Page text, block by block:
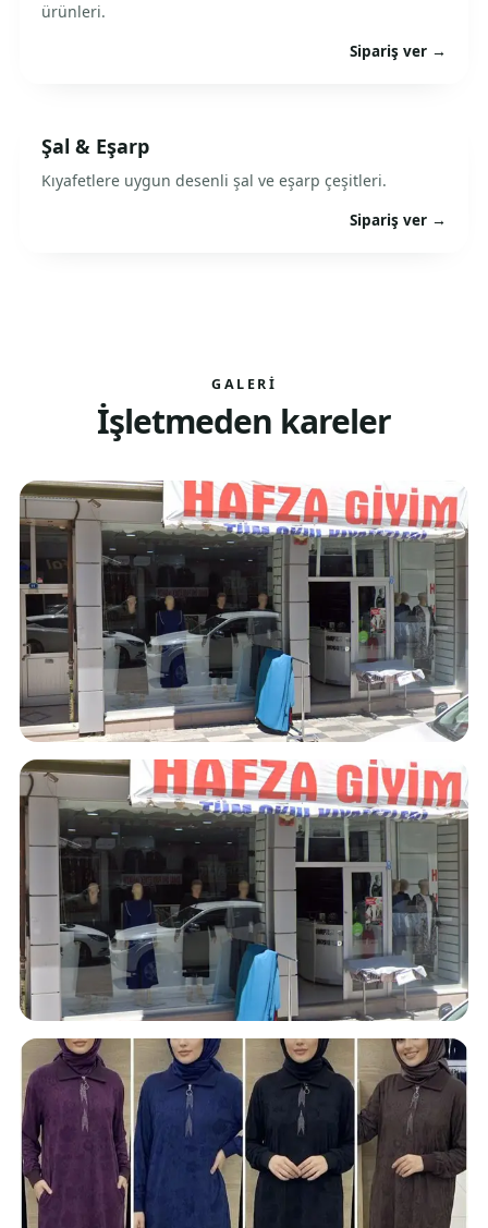
ürünleri.
Sipariş ver →
Şal & Eşarp
Kıyafetlere uygun desenli şal ve eşarp çeşitleri.
Sipariş ver →
GALERI
İşletmeden kareler